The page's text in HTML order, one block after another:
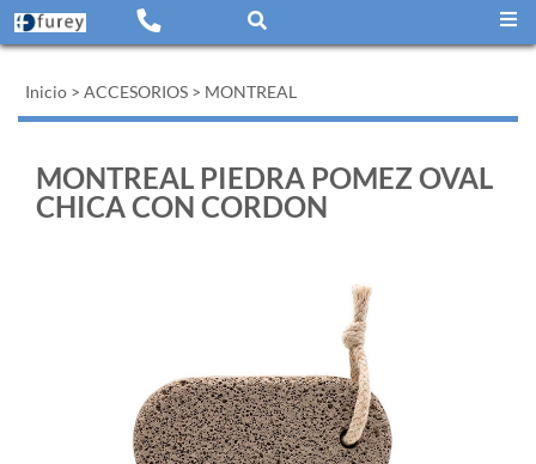
Inicio > ACCESORIOS > MONTREAL
MONTREAL PIEDRA POMEZ OVAL
CHICA CON CORDON